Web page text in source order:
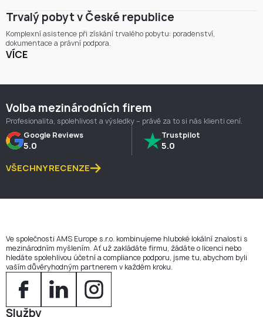
Trvalý pobyt v České republice
Komplexní asistence při získání trvalého pobytu: poradenství,
dokumentace a právní podpora.
VÍCE
Volba mezinárodních firem
Profesionalita, spolehlivost a výsledky – právě za to si nás klienti cení.
Google Reviews
5.0
Trustpilot
5.0
VŠECHNY RECENZE
Ve společnosti AMS Europe s.r.o. kombinujeme hluboké lokální znalosti s
mezinárodním myšlením. Ať už zakládáte firmu, žádáte o licenci nebo
hledáte spolehlivou účetní a compliance podporu, jsme tu, abychom byli
vaším důvěryhodným partnerem v každém kroku.
Služby